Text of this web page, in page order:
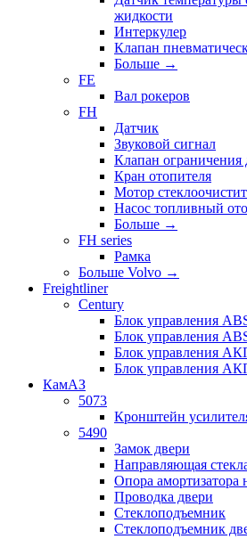
жидкости
Интеркулер
Клапан
Больше →
FE
Вал рокеров
FH
Датчик
Звуковой сигнал
Клапан ограничения
Кран отопителя
Мотор
Насос топливный
Больше →
FH series
Рамка
Больше Volvo →
Freightliner
Century
Блок управления
Блок управления
Блок управления
Блок управления
КамАЗ
5073
Кронштейн
5490
Замок двери
Направляющая
Опора амортизатора
Проводка двери
Стеклоподъемник
Стеклоподъемник